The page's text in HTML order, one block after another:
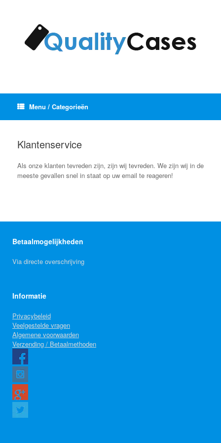
Menu / Categorieën
Klantenservice
Als onze klanten tevreden zijn, zijn wij tevreden. We zijn wij in de
meeste gevallen snel in staat op uw email te reageren!
Betaalmogelijkheden
Via directe overschrijving
Informatie
Privacybeleid
Veelgestelde vragen
Algemene voorwaarden
Verzending / Betaalmethoden